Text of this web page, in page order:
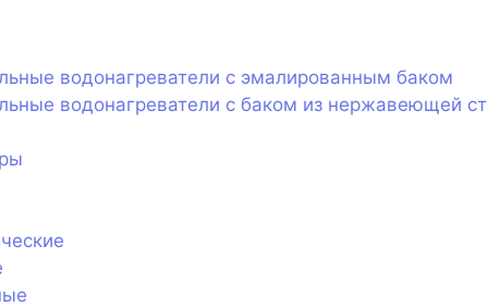
водонагреватели с эмалированным баком
водонагреватели с баком из нержавеющей